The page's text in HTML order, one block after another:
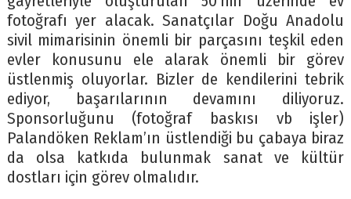
fotoğrafı yer alacak. Sanatçılar Doğu Anadolu
sivil mimarisinin önemli bir parçasını teşkil eden
evler konusunu ele alarak önemli bir görev
üstlenmiş oluyorlar. Bizler de kendilerini tebrik
ediyor, başarılarının devamını diliyoruz.
Sponsorluğunu (fotoğraf baskısı vb işler)
Palandöken Reklam’ın üstlendiği bu çabaya biraz
da olsa katkıda bulunmak sanat ve kültür
dostları için görev olmalıdır.